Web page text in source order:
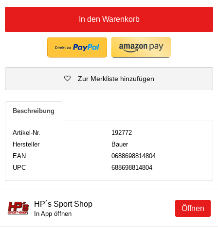
In den Warenkorb
Zur Merkliste hinzufügen
Beschreibung
Artikel-Nr.
192772
Hersteller
Bauer
EAN
0688698814804
UPC
688698814804
Öffnen
HP´s Sport Shop
In App öffnen